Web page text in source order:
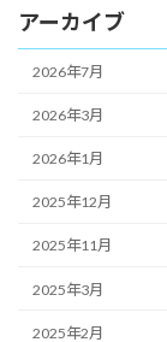
アーカイブ
2026年7月
2026年3月
2026年1月
2025年12月
2025年11月
2025年3月
2025年2月